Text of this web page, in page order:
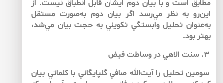
مطابق است و با بيان دوم ايشان قابل انطباق نيست. از
اين‌‌رو به نظر مي‌رسد اگر بيان دوم به‌‌صورت مستقل
به‌‌عنوان تحليل وابستگي تكويني به حجت بيان مي‌شد،
بهتر بود.
۳. سنت الاهي در وساطت فيض
سومين تحليل را آيت‌الله صافي گلپايگاني با كلماتي بيان